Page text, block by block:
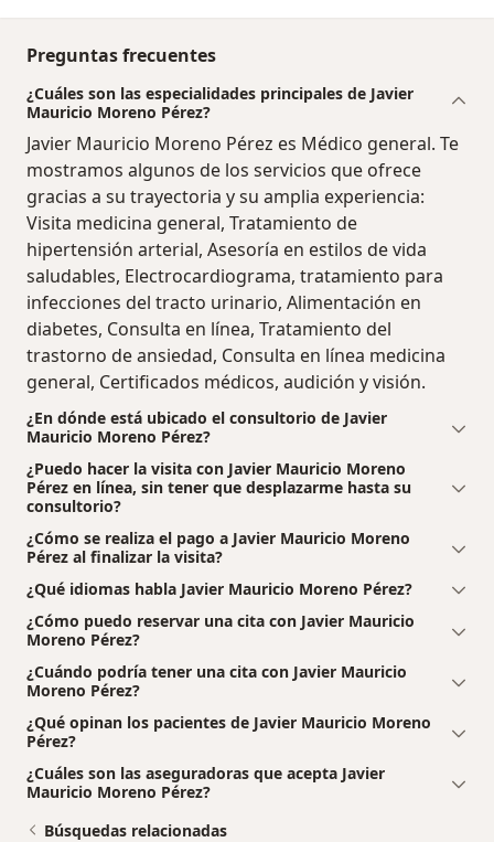
Preguntas frecuentes
¿Cuáles son las especialidades principales de Javier
Mauricio Moreno Pérez?
Javier Mauricio Moreno Pérez es Médico general. Te
mostramos algunos de los servicios que ofrece
gracias a su trayectoria y su amplia experiencia:
Visita medicina general, Tratamiento de
hipertensión arterial, Asesoría en estilos de vida
saludables, Electrocardiograma, tratamiento para
infecciones del tracto urinario, Alimentación en
diabetes, Consulta en línea, Tratamiento del
trastorno de ansiedad, Consulta en línea medicina
general, Certificados médicos, audición y visión.
¿En dónde está ubicado el consultorio de Javier
Mauricio Moreno Pérez?
¿Puedo hacer la visita con Javier Mauricio Moreno
Pérez en línea, sin tener que desplazarme hasta su
consultorio?
¿Cómo se realiza el pago a Javier Mauricio Moreno
Pérez al finalizar la visita?
¿Qué idiomas habla Javier Mauricio Moreno Pérez?
¿Cómo puedo reservar una cita con Javier Mauricio
Moreno Pérez?
¿Cuándo podría tener una cita con Javier Mauricio
Moreno Pérez?
¿Qué opinan los pacientes de Javier Mauricio Moreno
Pérez?
¿Cuáles son las aseguradoras que acepta Javier
Mauricio Moreno Pérez?
Búsquedas relacionadas